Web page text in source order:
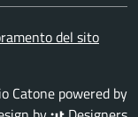
del sito
Catone powered by